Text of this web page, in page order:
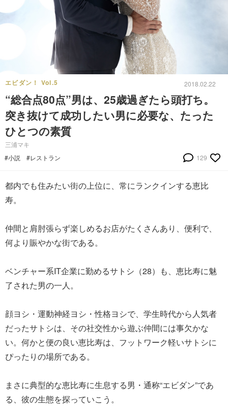
エビダン！ Vol.5 2018.02.22
“総合点80点”男は、25歳過ぎたら頭打ち。
突き抜けて成功したい男に必要な、たった
ひとつの素質
三浦マキ
#小説
#レストラン 129
都内でも住みたい街の上位に、常にランクインする恵比
寿。
仲間と肩肘張らず楽しめるお店がたくさんあり、便利で、
何より賑やかな街である。
ベンチャー系IT企業に勤めるサトシ（28）も、恵比寿に魅
了された男の一人。
顔ヨシ・運動神経ヨシ・性格ヨシで、学生時代から人気者
だったサトシは、その社交性から遊ぶ仲間には事欠かな
い。何かと便の良い恵比寿は、フットワーク軽いサトシに
ぴったりの場所である。
まさに典型的な恵比寿に生息する男・通称“エビダン”であ
る、彼の生態を探っていこう。